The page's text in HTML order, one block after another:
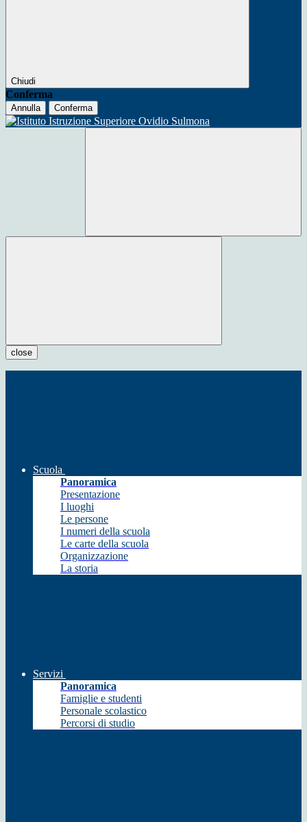
Chiudi
Conferma
Annulla Conferma
close
Scuola
Panoramica
Presentazione
I luoghi
Le persone
I numeri della scuola
Le carte della scuola
Organizzazione
La storia
Servizi
Panoramica
Famiglie e studenti
Personale scolastico
Percorsi di studio